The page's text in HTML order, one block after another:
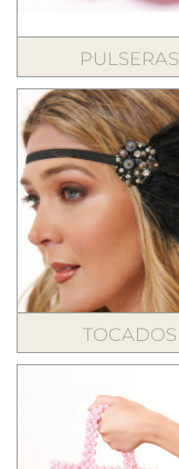
PULSERAS
TOCADOS